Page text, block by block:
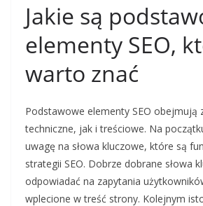
Jakie są
elementy SEO,
warto znać
Podstawowe elementy SEO obejmują
techniczne, jak i treściowe. Na
uwagę na słowa kluczowe, które są
strategii SEO. Dobrze dobrane słowa
odpowiadać na zapytania
wplecione w treść strony. Kolejnym